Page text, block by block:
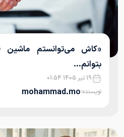
«کاش می‌توانستم
بتوانم...
19 تیر 1405 01:54
نویسنده:mohammad.mo